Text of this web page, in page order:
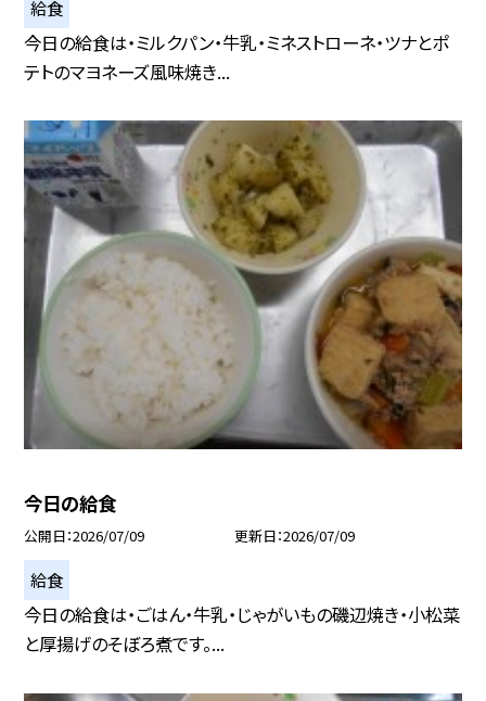
給食
今日の給食は・ミルクパン・牛乳・ミネストローネ・ツナとポ
テトのマヨネーズ風味焼き...
今日の給食
公開日 2026/07/09 更新日 2026/07/09
給食
今日の給食は・ごはん・牛乳・じゃがいもの磯辺焼き・小松菜
と厚揚げのそぼろ煮です。...